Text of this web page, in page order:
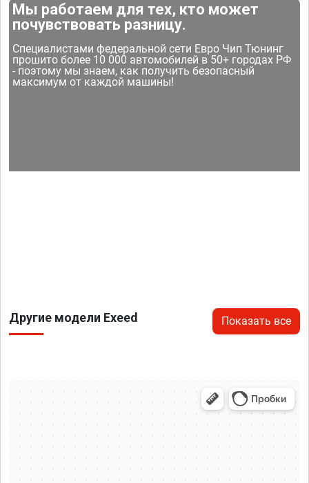
Мы работаем для тех, кто может
почувствовать разницу.
Специалистами федеральной сети Евро Чип Тюнинг
прошито более 10 000 автомобилей в 50+ городах РФ
- поэтому мы знаем, как получить безопасный
максимум от каждой машины!
Другие модели Exeed Показать все